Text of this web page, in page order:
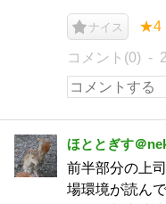
ナイス ★4
コメント(0)
ほととぎす＠
前半部分の上
場環境が読ん